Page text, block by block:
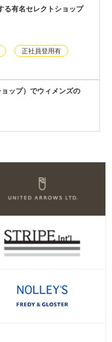
る有名セレクトショップ
正社員登用有
ップ）でウィメンズの